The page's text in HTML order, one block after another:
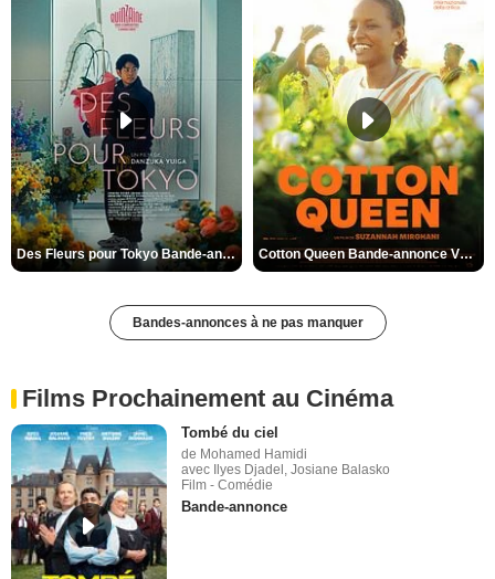
Des Fleurs pour Tokyo Bande-annonce VO STFR Cotton Queen Bande-annonce VO STFR
Bandes-annonces à ne pas manquer
Films Prochainement au Cinéma
Tombé du ciel
de Mohamed Hamidi
avec Ilyes Djadel, Josiane Balasko
Film - Comédie
Bande-annonce